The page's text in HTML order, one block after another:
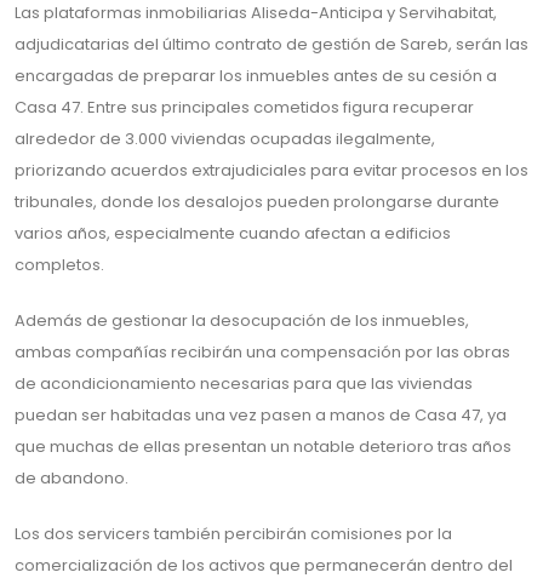
Las plataformas inmobiliarias Aliseda-Anticipa y Servihabitat,
adjudicatarias del último contrato de gestión de Sareb, serán las
encargadas de preparar los inmuebles antes de su cesión a
Casa 47. Entre sus principales cometidos figura recuperar
alrededor de 3.000 viviendas ocupadas ilegalmente,
priorizando acuerdos extrajudiciales para evitar procesos en los
tribunales, donde los desalojos pueden prolongarse durante
varios años, especialmente cuando afectan a edificios
completos.
Además de gestionar la desocupación de los inmuebles,
ambas compañías recibirán una compensación por las obras
de acondicionamiento necesarias para que las viviendas
puedan ser habitadas una vez pasen a manos de Casa 47, ya
que muchas de ellas presentan un notable deterioro tras años
de abandono.
Los dos servicers también percibirán comisiones por la
comercialización de los activos que permanecerán dentro del